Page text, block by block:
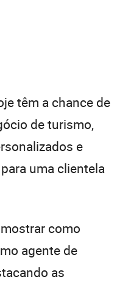
têm a chance de
de turismo,
e
uma clientela
como
agente de
as